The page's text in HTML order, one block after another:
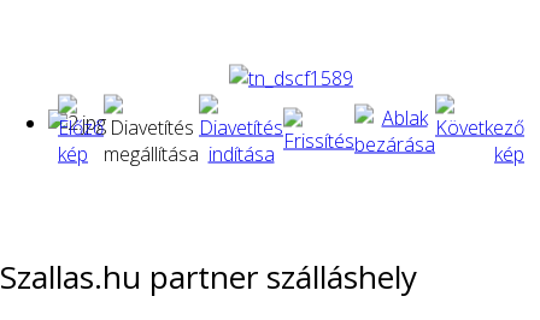
Szallas.hu partner szálláshely